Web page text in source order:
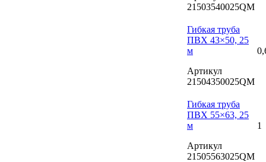
21503540025QM
Гибкая труба
ПВХ 43×50, 25
м
Артикул
21504350025QM
Гибкая труба
ПВХ 55×63, 25
м
Артикул
21505563025QM
1